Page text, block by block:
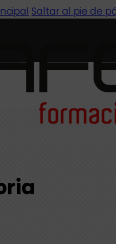
Saltar al pie de